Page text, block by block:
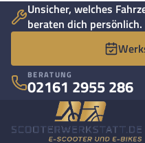
Unsicher, welches
beraten dich persönlich.
BERATUNG
02161 2955 286